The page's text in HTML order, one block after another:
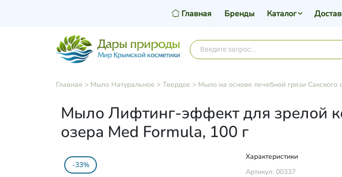
Главная Бренды Каталог
Главная > Мыло Натуральное > Твердое > Мыло на основе лечебной грязи Сакского
Мыло Лифтинг-эффект для зрелой
озера Med Formula, 100 г
-33%
Характеристики
Артикул: 00337